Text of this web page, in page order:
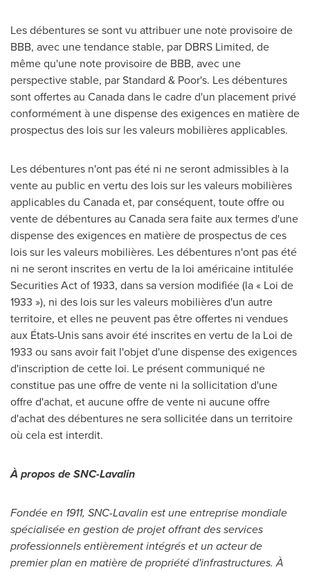
Les débentures se sont vu attribuer une note provisoire de
BBB, avec une tendance stable, par DBRS Limited, de
même qu'une note provisoire de BBB, avec une
perspective stable, par Standard & Poor's. Les débentures
sont offertes au Canadadans le cadre d'un placement privé
conformément à une dispense des exigences en matière de
prospectus des lois sur les valeurs mobilières applicables.
Les débentures n'ont pas été ni ne seront admissibles à la
vente au public en vertu des lois sur les valeurs mobilières
applicables du Canadaet, par conséquent, toute offre ou
vente de débentures au Canadasera faite aux termes d'une
dispense des exigences en matière de prospectus de ces
lois sur les valeurs mobilières. Les débentures n'ont pas été
ni ne seront inscrites en vertu de la loi américaine intitulée
Securities Act of 1933, dans sa version modifiée (la « Loi de
1933 »), ni des lois sur les valeurs mobilières d'un autre
territoire, et elles ne peuvent pas être offertes ni vendues
aux États-Unis sans avoir été inscrites en vertu de la Loi de
1933 ou sans avoir fait l'objet d'une dispense des exigences
d'inscription de cette loi. Le présent communiqué ne
constitue pas une offre de vente ni la sollicitation d'une
offre d'achat, et aucune offre de vente ni aucune offre
d'achat des débentures ne sera sollicitée dans un territoire
où cela est interdit.
À propos de SNC-Lavalin
Fondée en 1911, SNC-Lavalin est une entreprise mondiale
spécialisée en gestion de projet offrant des services
professionnels entièrement intégrés et un acteur de
premier plan en matière de propriété d'infrastructures. À